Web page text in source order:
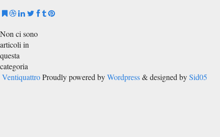
Non ci sono
articoli in
questa
categoria
Ventiquattro Proudly powered byWordpress& designed bySid05